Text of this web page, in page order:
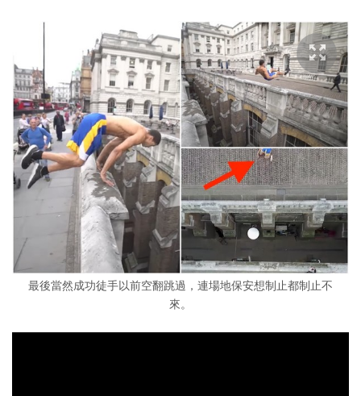
最後當然成功徒手以前空翻跳過，連場地保安想制止都制止不
來。